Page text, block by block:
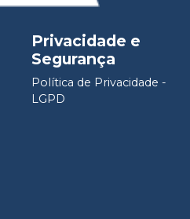
Privacidade e
Segurança
Política de Privacidade -
LGPD